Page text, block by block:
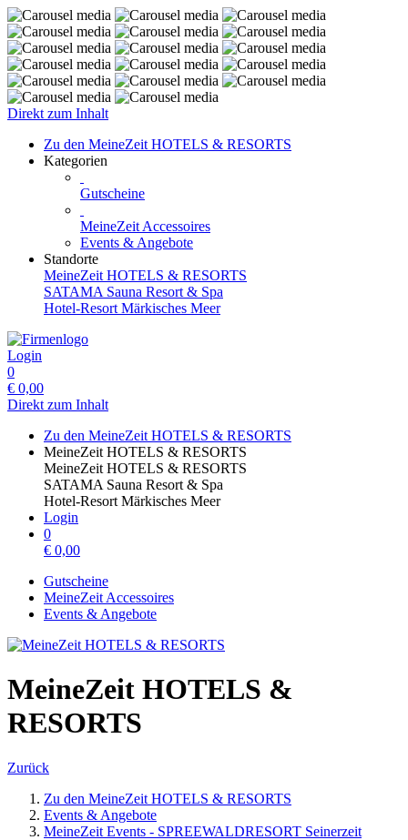
Direkt zum Inhalt
Zu den MeineZeit HOTELS & RESORTS
Kategorien
Gutscheine
MeineZeit Accessoires
Events & Angebote
Standorte
MeineZeit HOTELS & RESORTS
SATAMA Sauna Resort & Spa
Hotel-Resort Märkisches Meer
Login
0
€ 0,00
Direkt zum Inhalt
Zu den MeineZeit HOTELS & RESORTS
MeineZeit HOTELS & RESORTS
MeineZeit HOTELS & RESORTS
SATAMA Sauna Resort & Spa
Hotel-Resort Märkisches Meer
Login
0
€ 0,00
Gutscheine
MeineZeit Accessoires
Events & Angebote
MeineZeit HOTELS &
RESORTS
Zurück
Zu den MeineZeit HOTELS & RESORTS
Events & Angebote
MeineZeit Events - SPREEWALDRESORT Seinerzeit